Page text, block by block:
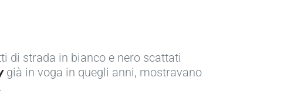
di strada in bianco e nero scattati
già in voga in quegli anni, mostravano